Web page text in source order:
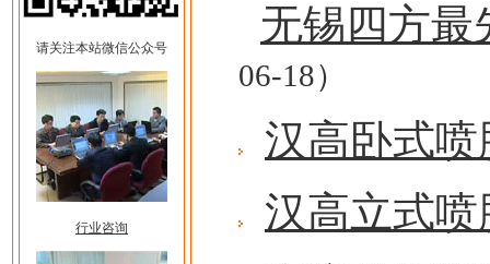
请关注本站微信公众号
行业咨询
无锡四方最
06-18）
汉高卧式喷
汉高立式喷